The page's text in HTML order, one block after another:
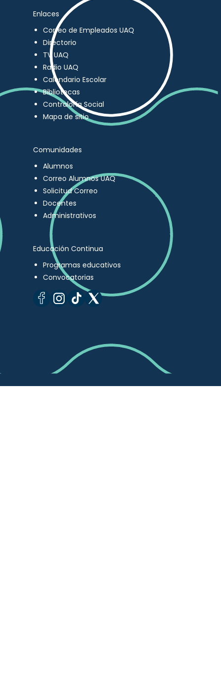
Enlaces
Correo de Empleados UAQ
Directorio
TV UAQ
Radio UAQ
Calendario Escolar
Bibliotecas
Contraloría Social
Mapa de sitio
Comunidades
Alumnos
Correo Alumnos UAQ
Solicitud Correo
Docentes
Administrativos
Educación Continua
Programas educativos
Convocatorias